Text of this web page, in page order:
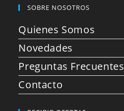
SOBRE NOSOTROS
Quienes Somos
Novedades
Preguntas Frecuentes
Contacto